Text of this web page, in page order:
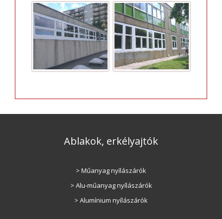
Ablakok, erkélyajtók
> Műanyag nyílászárók
> Alu-műanyag nyílászárók
> Alumínium nyílászárók